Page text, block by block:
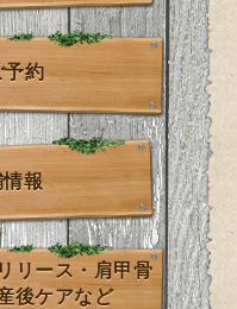
予約
報
リース・肩甲骨
後ケアなど